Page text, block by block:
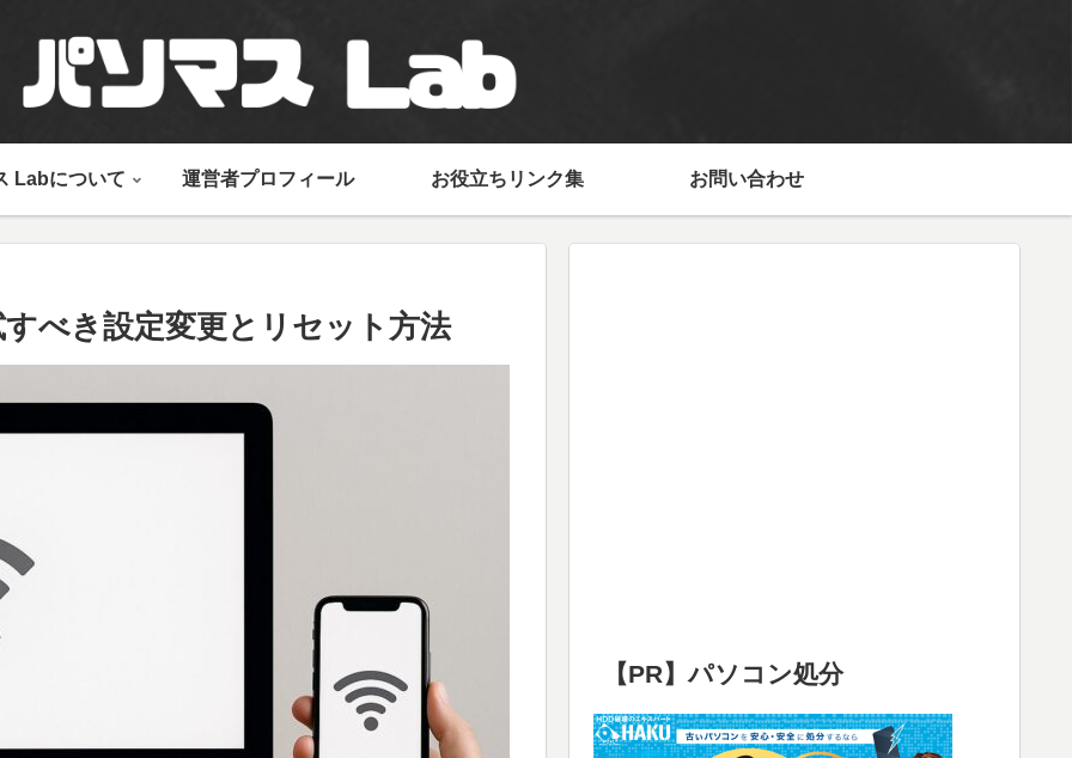
Labについて 運営者プロフィール お役立ちリンク集 お問い合わせ
べき設定変更とリセット方法
【PR】パソコン処分